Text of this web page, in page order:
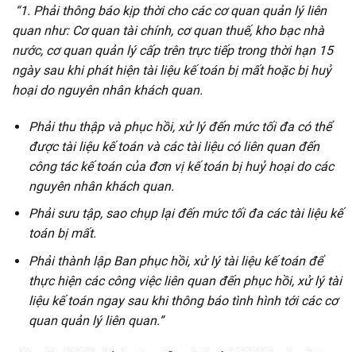
“1. Phải thông báo kịp thời cho các cơ quan quản lý liên
quan như: Cơ quan tài chính, cơ quan thuế, kho bạc nhà
nước, cơ quan quản lý cấp trên trực tiếp trong thời hạn 15
ngày sau khi phát hiện tài liệu kế toán bị mất hoặc bị huỷ
hoại do nguyên nhân khách quan.
Phải thu thập và phục hồi, xử lý đến mức tối đa có thể
được tài liệu kế toán và các tài liệu có liên quan đến
công tác kế toán của đơn vị kế toán bị huỷ hoại do các
nguyên nhân khách quan.
Phải sưu tập, sao chụp lại đến mức tối đa các tài liệu kế
toán bị mất.
Phải thành lập Ban phục hồi, xử lý tài liệu kế toán để
thực hiện các công việc liên quan đến phục hồi, xử lý tài
liệu kế toán ngay sau khi thông báo tình hình tới các cơ
quan quản lý liên quan.”